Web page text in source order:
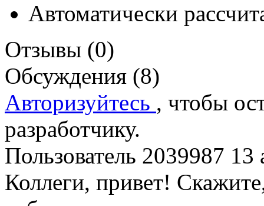
Автоматически
Отзывы (0)
Обсуждения (8)
Авторизуйтесь , чтобы
разработчику.
Пользователь 2039987 13
Коллеги, привет!